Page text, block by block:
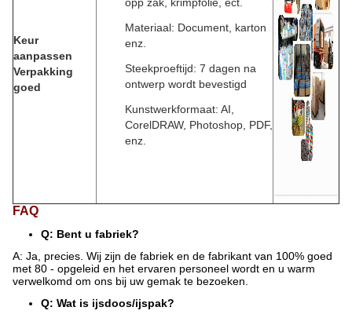
Keur
aanpassen
Verpakking
goed
Materiaal: Document, karton
enz.
Steekproeftijd: 7 dagen na
ontwerp wordt bevestigd
Kunstwerkformaat: AI,
CorelDRAW, Photoshop, PDF,
enz.
FAQ
Q: Bent u fabriek?
A: Ja, precies. Wij zijn de fabriek en de fabrikant van 100% goed
met 80 - opgeleid en het ervaren personeel wordt en u warm
verwelkomd om ons bij uw gemak te bezoeken.
Q: Wat is ijsdoos/ijspak?